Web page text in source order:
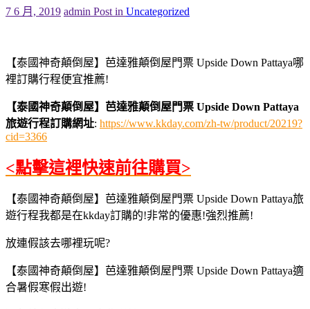
7 6 月, 2019 admin Post in Uncategorized
【泰國神奇顛倒屋】芭達雅顛倒屋門票 Upside Down Pattaya哪
裡訂購行程便宜推薦!
【泰國神奇顛倒屋】芭達雅顛倒屋門票 Upside Down Pattaya
旅遊行程訂購網址: https://www.kkday.com/zh-tw/product/20219?
cid=3366
<點擊這裡快速前往購買>
【泰國神奇顛倒屋】芭達雅顛倒屋門票 Upside Down Pattaya旅
遊行程我都是在kkday訂購的!非常的優惠!強烈推薦!
放連假該去哪裡玩呢?
【泰國神奇顛倒屋】芭達雅顛倒屋門票 Upside Down Pattaya適
合暑假寒假出遊!